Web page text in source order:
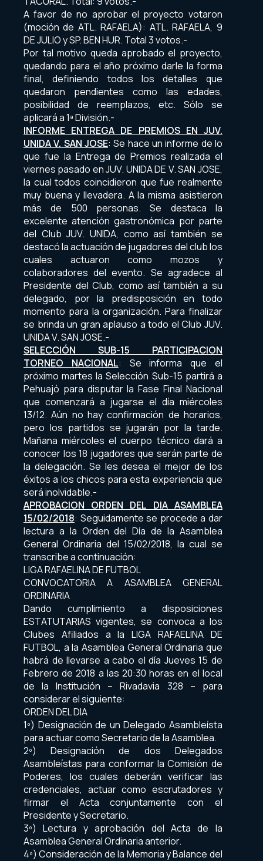
A favor de no aprobar el proyecto votaron
(moción de ATL. RAFAELA): ATL. RAFAELA, 9
DE JULIO y SP. BEN HUR. Total 3 votos.-
Por tal motivo queda aprobado el proyecto,
quedando para el año próximo darle la forma
final, definiendo todos los detalles que
quedaron pendientes como las edades,
posibilidad de reemplazos, etc. Sólo se
aplicará a 1ª División.-
INFORME ENTREGA DE PREMIOS EN JUV.
UNIDA V. SAN JOSE: Se hace un informe de lo
que fue la Entrega de Premios realizada el
viernes pasado en JUV. UNIDA DE V. SAN JOSE,
la cual todos coincidieron que fue realmente
muy buena y llevadera. A la misma asistieron
más de 500 personas. Se destaca la
excelente atención gastronómica por parte
del Club JUV. UNIDA, como así también se
destacó la actuación de jugadores del club los
cuales actuaron como mozos y
colaboradores del evento. Se agradece al
Presidente del Club, como así también a su
delegado, por la predisposición en todo
momento para la organización. Para finalizar
se brinda un gran aplauso a todo el Club JUV.
UNIDA V. SAN JOSE.-
SELECCIÓN SUB-15 PARTICIPACION
TORNEO NACIONAL: Se informa que el
próximo martes la Selección Sub-15 partirá a
Pehuajó para disputar la Fase Final Nacional
que comenzará a jugarse el día miércoles
13/12. Aún no hay confirmación de horarios,
pero los partidos se jugarán por la tarde.
Mañana miércoles el cuerpo técnico dará a
conocer los 18 jugadores que serán parte de
la delegación. Se les desea el mejor de los
éxitos a los chicos para esta experiencia que
será inolvidable.-
APROBACION ORDEN DEL DIA ASAMBLEA
15/02/2018: Seguidamente se procede a dar
lectura a la Orden del Día de la Asamblea
General Ordinaria del 15/02/2018, la cual se
transcribe a continuación:
LIGA RAFAELINA DE FUTBOL
CONVOCATORIA A ASAMBLEA GENERAL
ORDINARIA
Dando cumplimiento a disposiciones
ESTATUTARIAS vigentes, se convoca a los
Clubes Afiliados a la LIGA RAFAELINA DE
FUTBOL, a la Asamblea General Ordinaria que
habrá de llevarse a cabo el día Jueves 15 de
Febrero de 2018 a las 20:30 horas en el local
de la Institución – Rivadavia 328 – para
considerar el siguiente:
ORDEN DEL DIA
1º) Designación de un Delegado Asambleísta
para actuar como Secretario de la Asamblea.
2º) Designación de dos Delegados
Asambleístas para conformar la Comisión de
Poderes, los cuales deberán verificar las
credenciales, actuar como escrutadores y
firmar el Acta conjuntamente con el
Presidente y Secretario.
3º) Lectura y aprobación del Acta de la
Asamblea General Ordinaria anterior.
4º) Consideración de la Memoria y Balance del